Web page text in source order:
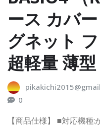
ース カバ
グネット
超軽量 薄
0
【商品仕様】 ■対応機種